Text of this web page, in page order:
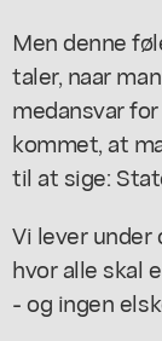
Men denne
taler, naar
medansvar
kommet, at
til at sige:
Vi lever
hvor alle skal
- og ingen